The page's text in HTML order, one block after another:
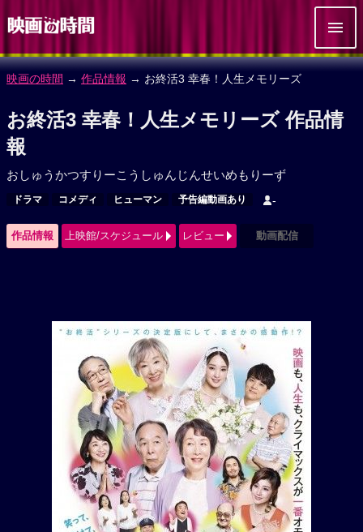
映画の時間 → 作品情報 → お終活3 幸春！人生メモリーズ
お終活3 幸春！人生メモリーズ 作品情
報
おしゅうかつすりーこうしゅんじんせいめもりーず
ドラマ コメディ ヒューマン 予告編動画あり -
作品情報 上映館/スケジュール レビュー 動画配信